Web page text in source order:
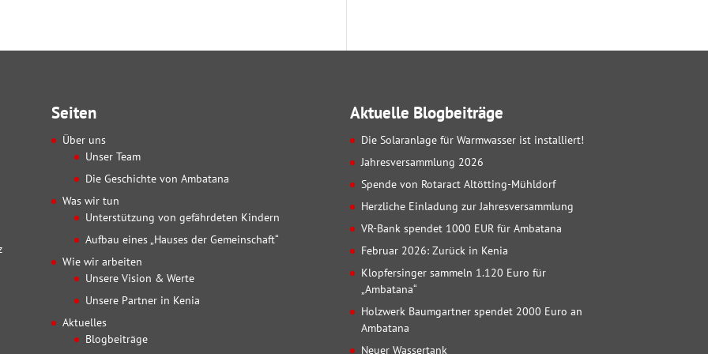
Seiten
Über uns
Unser Team
Die Geschichte von Ambatana
Was wir tun
Unterstützung von gefährdeten Kindern
Aufbau eines „Hauses der Gemeinschaft“
Wie wir arbeiten
Unsere Vision & Werte
Unsere Partner in Kenia
Aktuelles
Blogbeiträge
Aktuelle Blogbeiträge
Die Solaranlage für Warmwasser ist installiert!
Jahresversammlung 2026
Spende von Rotaract Altötting-Mühldorf
Herzliche Einladung zur Jahresversammlung
VR-Bank spendet 1000 EUR für Ambatana
Februar 2026: Zurück in Kenia
Klopfersinger sammeln 1.120 Euro für
„Ambatana“
Holzwerk Baumgartner spendet 2000 Euro an
Ambatana
Neuer Wassertank